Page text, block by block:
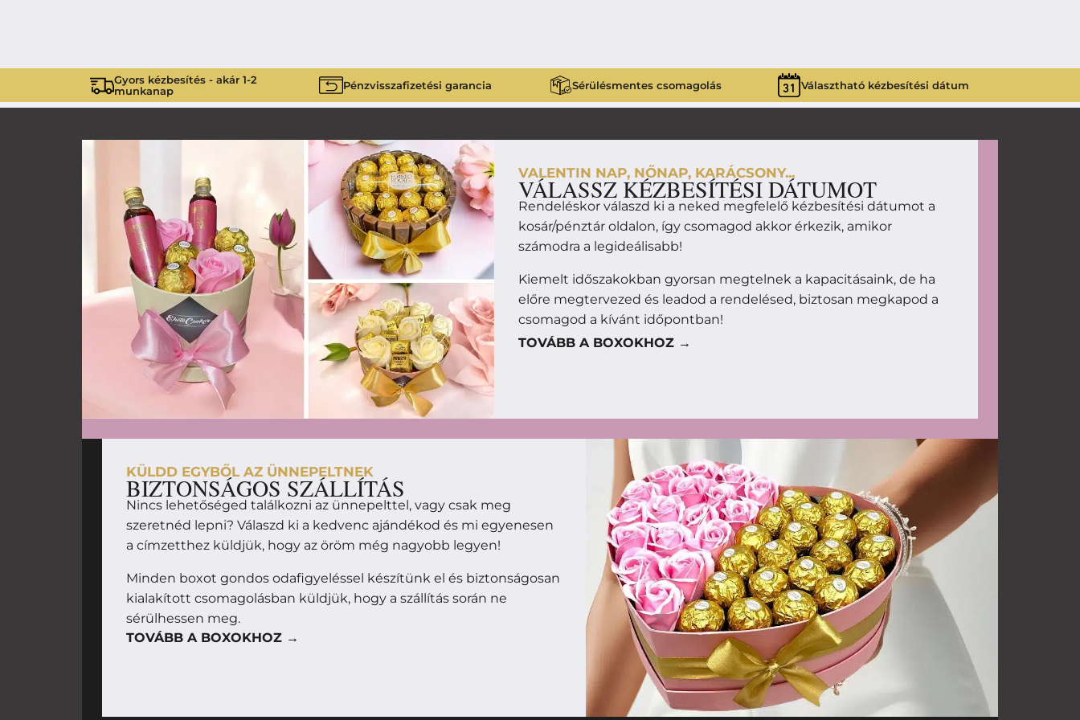
Gyors kézbesítés - akár 1-2
munkanap
Pénzvisszafizetési garancia Sérülésmentes csomagolás Választható kézbesítési dátum
VALENTIN NAP, NŐNAP, KARÁCSONY...
VÁLASSZ KÉZBESÍTÉSI DÁTUMOT
Rendeléskor válaszd ki a neked megfelelő kézbesítési dátumot a
kosár/pénztár oldalon, így csomagod akkor érkezik, amikor
számodra a legideálisabb!
Kiemelt időszakokban gyorsan megtelnek a kapacitásaink, de ha
előre megtervezed és leadod a rendelésed, biztosan megkapod a
csomagod a kívánt időpontban!
TOVÁBB A BOXOKHOZ →
KÜLDD EGYBŐL AZ ÜNNEPELTNEK
BIZTONSÁGOS SZÁLLÍTÁS
Nincs lehetőséged találkozni az ünnepelttel, vagy csak meg
szeretnéd lepni? Válaszd ki a kedvenc ajándékod és mi egyenesen
a címzetthez küldjük, hogy az öröm még nagyobb legyen!
Minden boxot gondos odafigyeléssel készítünk el és biztonságosan
kialakított csomagolásban küldjük, hogy a szállítás során ne
sérülhessen meg.
TOVÁBB A BOXOKHOZ →